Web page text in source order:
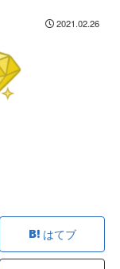
2021.02.26
はてブ